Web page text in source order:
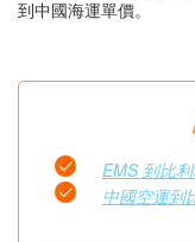
到中國海運單價。
EMS 到比
中國空運到